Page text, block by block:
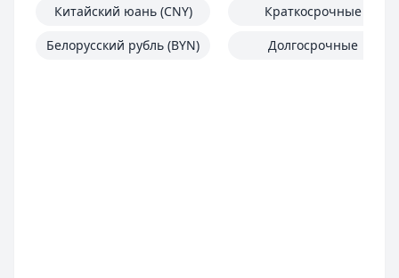
Китайский юань (CNY)
Белорусский рубль (BYN)
Краткосрочные
Долгосрочные